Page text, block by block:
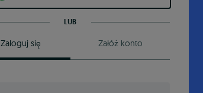
LUB
Zaloguj się Załóż konto